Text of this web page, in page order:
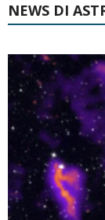
NEWS DI